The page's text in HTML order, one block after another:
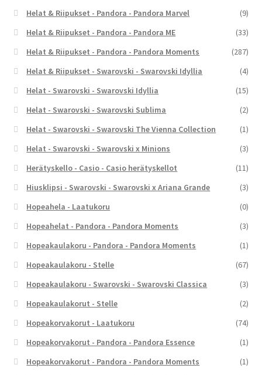
Helat & Riipukset - Pandora - Pandora Marvel
(9)
Helat & Riipukset - Pandora - Pandora ME
(33)
Helat & Riipukset - Pandora - Pandora Moments
(287)
Helat & Riipukset - Swarovski - Swarovski Idyllia
(4)
Helat - Swarovski - Swarovski Idyllia
(15)
Helat - Swarovski - Swarovski Sublima
(2)
Helat - Swarovski - Swarovski The Vienna Collection
(1)
Helat - Swarovski - Swarovski x Minions
(3)
Herätyskello - Casio - Casio herätyskellot
(11)
Hiusklipsi - Swarovski - Swarovski x Ariana Grande
(3)
Hopeahela - Laatukoru
(0)
Hopeahelat - Pandora - Pandora Moments
(3)
Hopeakaulakoru - Pandora - Pandora Moments
(1)
Hopeakaulakoru - Stelle
(67)
Hopeakaulakoru - Swarovski - Swarovski Classica
(3)
Hopeakaulakorut - Stelle
(2)
Hopeakorvakorut - Laatukoru
(74)
Hopeakorvakorut - Pandora - Pandora Essence
(1)
Hopeakorvakorut - Pandora - Pandora Moments
(1)